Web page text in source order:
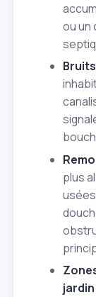
ou un
plus